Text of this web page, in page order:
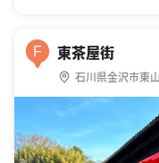
F 東茶屋街
石川県金沢市東